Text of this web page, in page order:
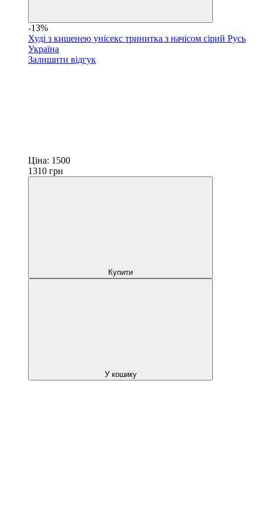
-13%
Худі з кишенею унісекс тринитка з начісом сірий Русь
Україна
Залишити відгук
Ціна: 1500
1310 грн
Купити
У кошику